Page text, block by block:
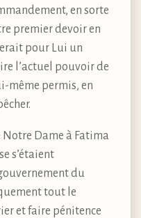
en sorte
premier devoir en
pour Lui un
l’actuel pouvoir de
même permis, en
Dame à Fatima
s’étaient
du
tout le
et faire pénitence